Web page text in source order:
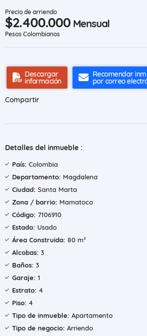
Precio de arriendo
$2.400.000 Mensual
Pesos Colombianos
Descargar
información
Recomendar
por correo
Compartir
Detalles del inmueble :
País: Colombia
Departamento: Magdalena
Ciudad: Santa Marta
Zona / barrio: Mamatoco
Código: 7106910
Estado: Usado
Área Construida: 80 m²
Alcobas: 3
Baños: 3
Garaje: 1
Estrato: 4
Piso: 4
Tipo de inmueble: Apartamento
Tipo de negocio: Arriendo